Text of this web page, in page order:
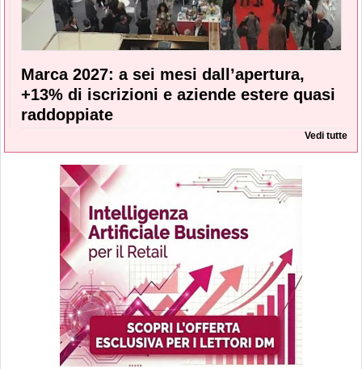
Marca 2027: a sei mesi dall’apertura,
+13% di iscrizioni e aziende estere quasi
raddoppiate
Vedi tutte